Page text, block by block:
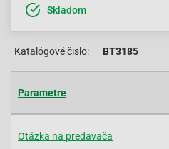
Skladom
Katalógové čislo: BT3185
Parametre
Otázka na predavača